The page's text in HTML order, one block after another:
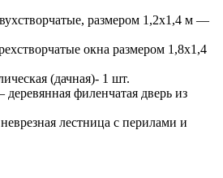
размером 1,2х1,4 м —
окна размером 1,8х1,4
(дачная)- 1 шт.
филенчатая дверь из
лестница с перилами и